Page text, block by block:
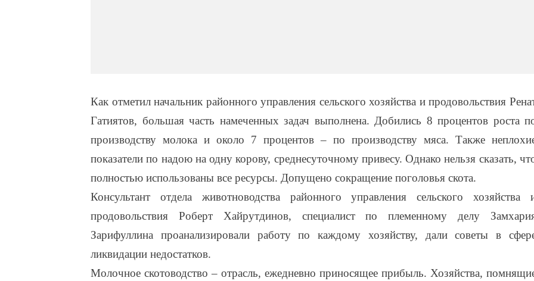
Как отметил начальник районного управления сельского хозяйства и продовольствия
Гатиятов, большая часть намеченных задач выполнена. Добились 8 процентов роста
производству молока и около 7 процентов – по производству мяса. Также
показатели по надою на одну корову, среднесуточному привесу. Однако нельзя сказать,
полностью использованы все ресурсы. Допущено сокращение поголовья скота.
Консультант отдела животноводства районного управления сельского хозяйства
продовольствия Роберт Хайрутдинов, специалист по племенному делу
Зарифуллина проанализировали работу по каждому хозяйству, дали советы в
ликвидации недостатков.
Молочное скотоводство – отрасль, ежедневно приносящее прибыль. Хозяйства,